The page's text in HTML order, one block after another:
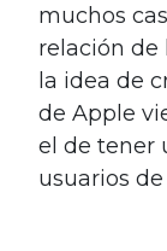
muchos
relación de
la idea de
de Apple
el de tener
usuarios